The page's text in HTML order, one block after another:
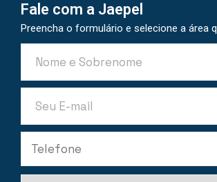
Fale com a Jaepel
Preencha o formulário e selecione a área